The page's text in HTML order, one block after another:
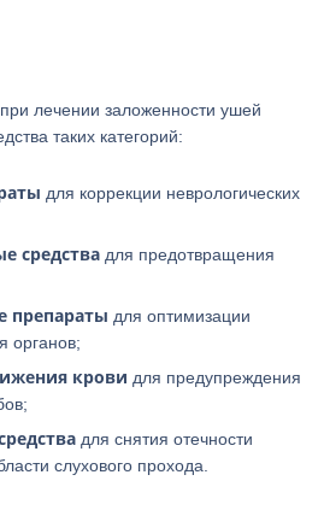
лечении заложенности ушей
таких категорий:
для коррекции неврологических
средства для предотвращения
препараты для оптимизации
органов;
крови для предупреждения
для снятия отечности
слухового прохода.